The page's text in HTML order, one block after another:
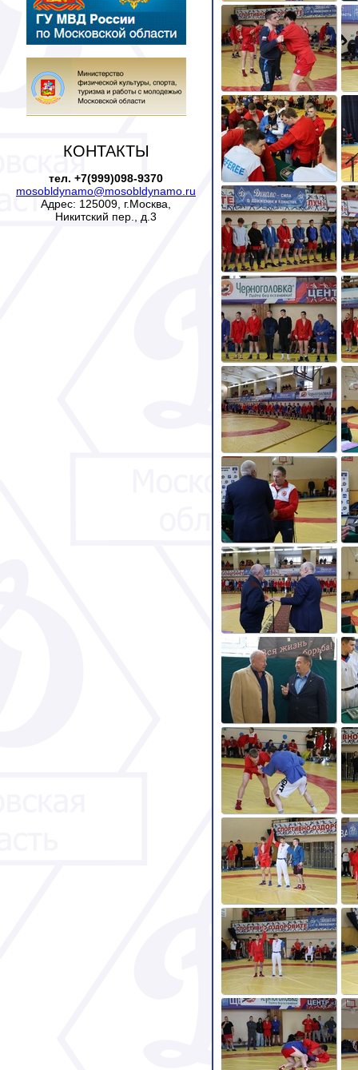
КОНТАКТЫ
тел. +7(999)098-9370
mosobldynamo@mosobldynamo.ru
Адрес: 125009, г.Москва,
Никитский пер., д.3